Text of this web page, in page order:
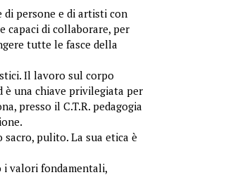
di persone e di artisti con
capaci di collaborare, per
tutte le fasce della
Il lavoro sul corpo
è una chiave privilegiata per
presso il C.T.R. pedagogia
pulito. La sua etica è
i valori fondamentali,